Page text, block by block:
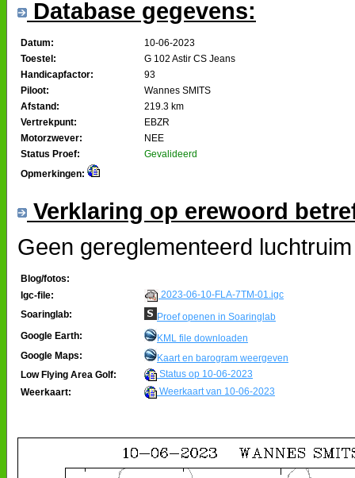
Database gegevens:
Datum:
10-06-2023
Toestel:
G 102 Astir CS Jeans
Handicapfactor:
93
Piloot:
Wannes SMITS
Afstand:
219.3 km
Vertrekpunt:
EBZR
Motorzwever:
NEE
Status Proef:
Gevalideerd
Opmerkingen:
Verklaring op erewoord
Geen gereglementeerd
Blog/fotos:
Igc-file:
2023-06-10-FLA-7TM-01.igc
Soaringlab:
Proef openen in Soaringlab
Google Earth:
KML file downloaden
Google Maps:
Kaart en barogram weergeven
Low Flying Area Golf:
Status op 10-06-2023
Weerkaart:
Weerkaart van 10-06-2023